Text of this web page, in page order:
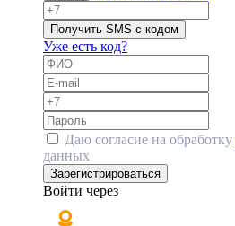
Получить SMS с кодом
Уже есть код?
Даю согласие на обработку
данных
Зарегистрироваться
Войти через